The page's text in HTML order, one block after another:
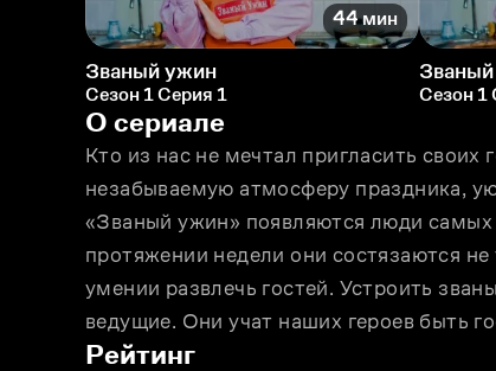
44 мин
Званый ужин
Сезон 1 Серия 1 Сезон 1
О сериале
Кто из нас не мечтал пригласить своих
незабываемую атмосферу праздника,
«Званый ужин» появляются люди самых
протяжении недели они состязаются
умении развлечь гостей. Устроить
ведущие. Они учат наших героев быть
Рейтинг